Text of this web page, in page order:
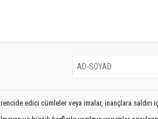
edici cümleler veya imalar, inançlara saldırı